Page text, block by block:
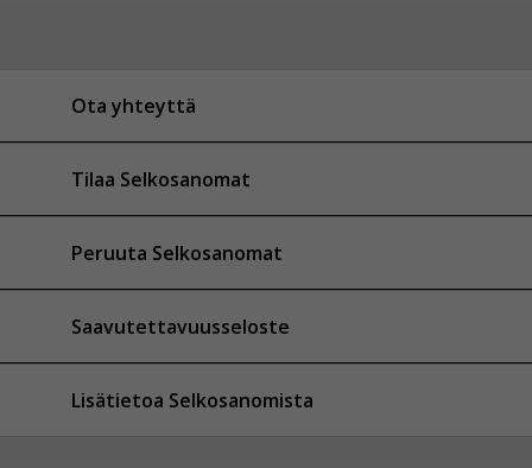
Ota yhteyttä
Tilaa Selkosanomat
Peruuta Selkosanomat
Saavutettavuusseloste
Lisätietoa Selkosanomista